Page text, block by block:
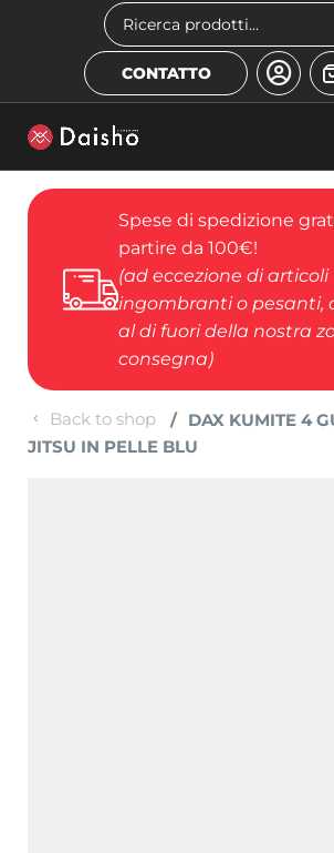
Skip to main content
CONTATTO
Spese di spedizione
partire da 100€!
(ad eccezione di articoli
ingombranti o pesanti,
al di fuori della nostra
consegna)
Back to shop
DAX KUMITE 4
JITSU IN PELLE BLU